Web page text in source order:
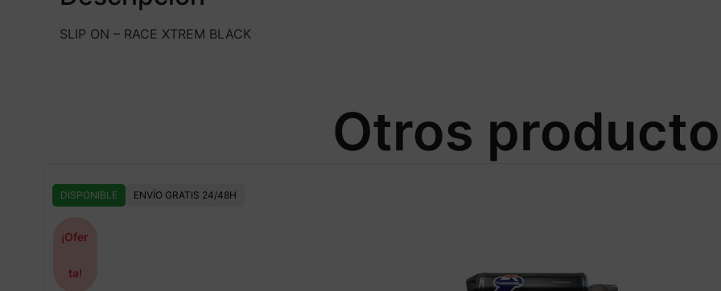
SLIP ON – RACE XTREM BLACK
Otros
DISPONIBLE ENVÍO GRATIS 24/48H
¡Ofer
ta!